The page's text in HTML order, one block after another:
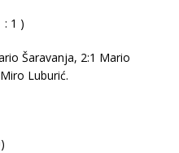
1 )
Šaravanja, 2:1 Mario
Luburić.